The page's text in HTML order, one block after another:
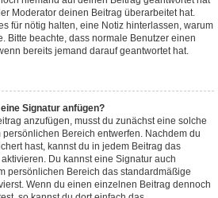
Moderator deinen Beitrag überarbeitet hat.
für nötig halten, eine Notiz hinterlassen, warum
Bitte beachte, dass normale Benutzer einen
bereits jemand darauf geantwortet hat.
Signatur anfügen?
anzufügen, musst du zunächst eine solche
Bereich entwerfen. Nachdem du
hast, kannst du in jedem Beitrag das
Du kannst eine Signatur auch
persönlichen Bereich das standardmäßige
Wenn du einen einzelnen Beitrag dennoch